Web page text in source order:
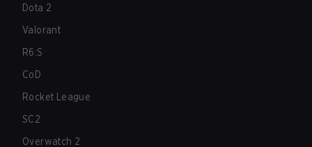
Dota 2
Valorant
R6:S
CoD
Rocket League
SC2
Overwatch 2